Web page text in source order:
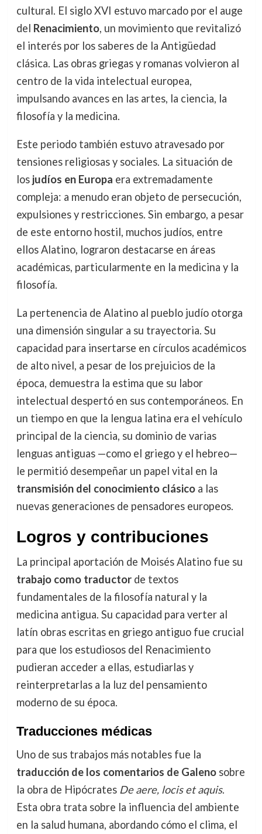
cultural. El siglo XVI estuvo marcado por el auge
del Renacimiento, un movimiento que revitalizó
el interés por los saberes de la Antigüedad
clásica. Las obras griegas y romanas volvieron al
centro de la vida intelectual europea,
impulsando avances en las artes, la ciencia, la
filosofía y la medicina.
Este periodo también estuvo atravesado por
tensiones religiosas y sociales. La situación de
los judíos en Europa era extremadamente
compleja: a menudo eran objeto de persecución,
expulsiones y restricciones. Sin embargo, a pesar
de este entorno hostil, muchos judíos, entre
ellos Alatino, lograron destacarse en áreas
académicas, particularmente en la medicina y la
filosofía.
La pertenencia de Alatino al pueblo judío otorga
una dimensión singular a su trayectoria. Su
capacidad para insertarse en círculos académicos
de alto nivel, a pesar de los prejuicios de la
época, demuestra la estima que su labor
intelectual despertó en sus contemporáneos. En
un tiempo en que la lengua latina era el vehículo
principal de la ciencia, su dominio de varias
lenguas antiguas —como el griego y el hebreo—
le permitió desempeñar un papel vital en la
transmisión del conocimiento clásicoa las
nuevas generaciones de pensadores europeos.
Logros y contribuciones
La principal aportación de Moisés Alatino fue su
trabajo como traductorde textos
fundamentales de la filosofía natural y la
medicina antigua. Su capacidad para verter al
latín obras escritas en griego antiguo fue crucial
para que los estudiosos del Renacimiento
pudieran acceder a ellas, estudiarlas y
reinterpretarlas a la luz del pensamiento
moderno de su época.
Traducciones médicas
Uno de sus trabajos más notables fue la
traducción de los comentarios de Galenosobre
la obra de Hipócrates De aere, locis et aquis.
Esta obra trata sobre la influencia del ambiente
en la salud humana, abordando cómo el clima, el